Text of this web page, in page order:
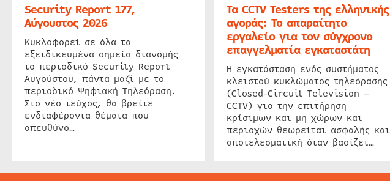
Security Report 177,
Αύγουστος 2026
Κυκλοφορεί σε όλα τα
εξειδικευμένα σημεία διανομής
το περιοδικό Security Report
Αυγούστου, πάντα μαζί με το
περιοδικό Ψηφιακή Τηλεόραση.
Στο νέο τεύχος, θα βρείτε
ενδιαφέροντα θέματα που
απευθύνο…
Τα CCTV Testers της ελληνικής
αγοράς: Το απαραίτητο
εργαλείο για τον σύγχρονο
επαγγελματία εγκαταστάτη
Η εγκατάσταση ενός συστήματος
κλειστού κυκλώματος τηλεόρασης
(Closed-Circuit Television –
CCTV) για την επιτήρηση
κρίσιμων και μη χώρων και
περιοχών θεωρείται ασφαλής και
αποτελεσματική όταν βασίζετ…